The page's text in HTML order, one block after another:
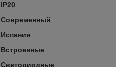
IP20
Современный
Испания
Встроенные
Светодиодные